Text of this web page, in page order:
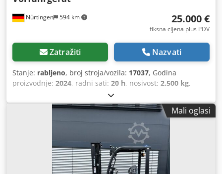
Nürtingen 594 km 25.000 €
fiksna cijena plus PDV
Zatražiti Nazvati
Stanje: rabljeno, broj stroja/vozila: 17037, Godina
proizvodnje: 2024, radni sati: 20 h, nosivost: 2.500 kg,
, slobodno dizanje:
težište tereta:500 mm, vrsta goriva:električni, vrsta
, građevinska visina:2.180 mm, napon
, duljina vilica: 1.200 mm, veličina prednje
, veličina stražnje gume:18X7-8
, ukupna
3.552 kg, 5141046 Serijski broj: FBA47-4880-01823
Podaci o bateriji: 48 V, 600 Ah, litijska Cjdpfxjy Hau Is Aqlerf
Mali oglasi